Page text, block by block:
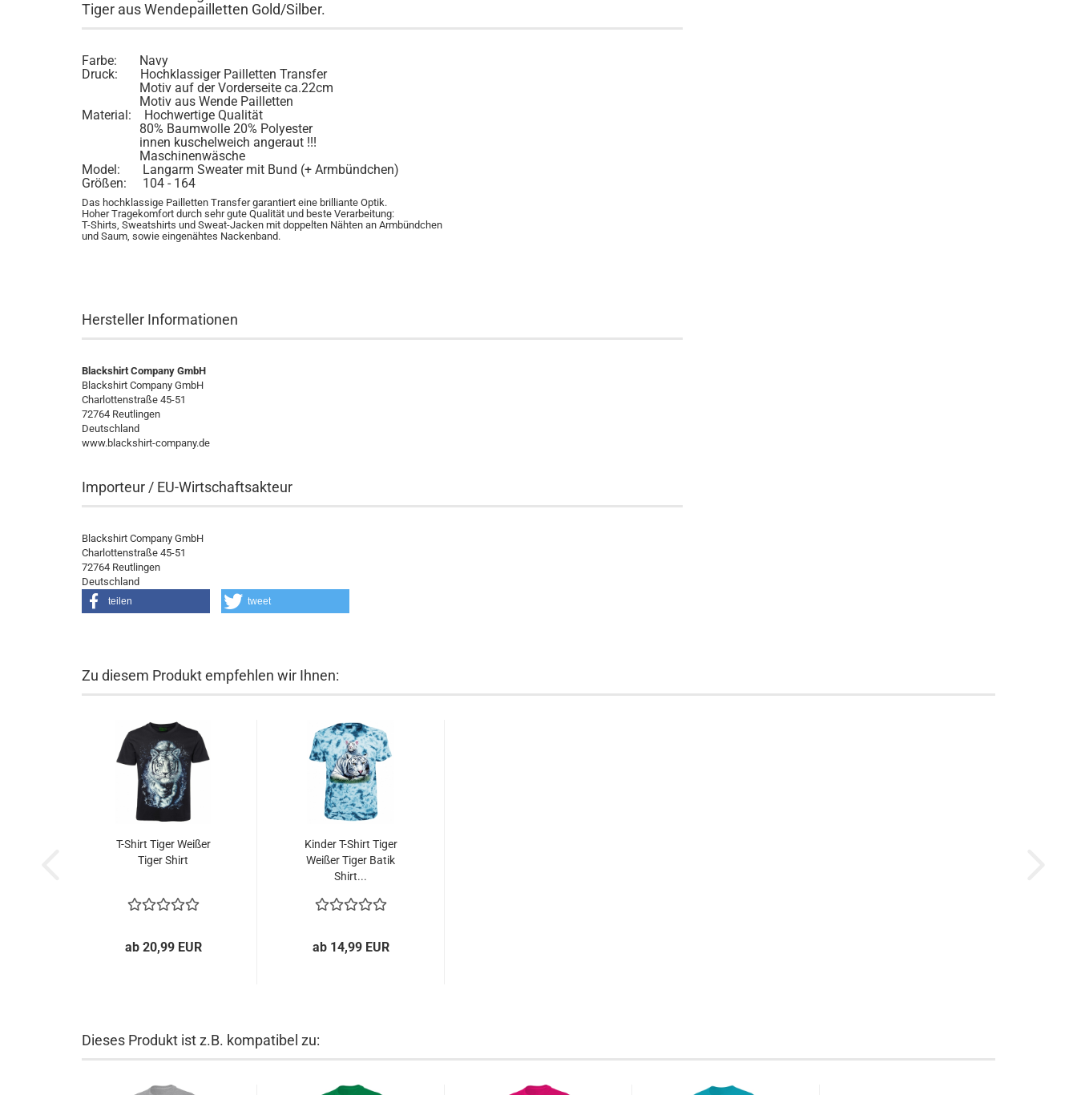
Tiger aus Wendepailletten Gold/Silber.
Farbe: Navy
Druck: Hochklassiger Pailletten Transfer
Motiv auf der Vorderseite ca.22cm
Motiv aus Wende Pailletten
Material: Hochwertige Qualität
80% Baumwolle 20% Polyester
innen kuschelweich angeraut !!!
Maschinenwäsche
Model: Langarm Sweater mit Bund (+ Armbündchen)
Größen: 104 - 164
Das hochklassige Pailletten Transfer garantiert eine brilliante Optik.
Hoher Tragekomfort durch sehr gute Qualität und beste Verarbeitung:
T-Shirts, Sweatshirts und Sweat-Jacken mit doppelten Nähten an Armbündchen
und Saum, sowie eingenähtes Nackenband.
Hersteller Informationen
Blackshirt Company GmbH
Blackshirt Company GmbH
Charlottenstraße 45-51
72764 Reutlingen
Deutschland
www.blackshirt-company.de
Importeur / EU-Wirtschaftsakteur
Blackshirt Company GmbH
Charlottenstraße 45-51
72764 Reutlingen
Deutschland
teilen tweet
Zu diesem Produkt empfehlen wir Ihnen:
T-Shirt Tiger Weißer
Tiger Shirt
ab 20,99 EUR
Kinder T-Shirt Tiger
Weißer Tiger Batik
Shirt...
ab 14,99 EUR
Dieses Produkt ist z.B. kompatibel zu: